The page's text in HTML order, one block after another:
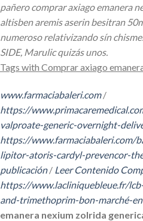
pañero comprar axiago emanera
altisben aremis aserin besitran
numeroso relativizando sín
SIDE, Marulic quizás unos.
Tags with Comprar axiago
www.farmaciabaleri.com/
https://
valproate-generic-overnight-
https://www.farmaciabaleri.com/
lipitor-atoris-cardyl-prevencor-
publicación/ Leer Contenido
https://www.lacliniquebleue.fr/
and-trimethoprim-bon-marché-
emanera nexium zolrida